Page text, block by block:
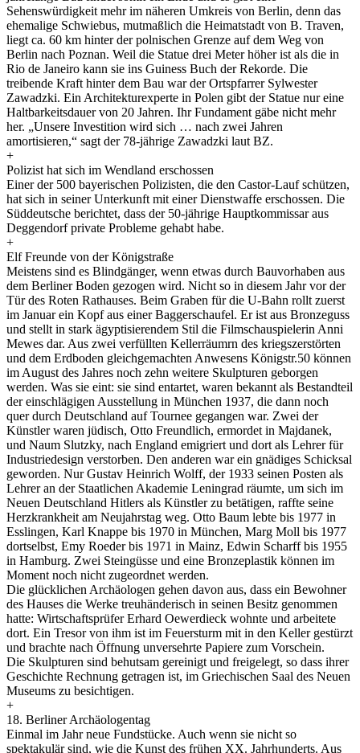
Sehenswürdigkeit mehr im näheren Umkreis von Berlin, denn das
ehemalige Schwiebus, mutmaßlich die Heimatstadt von B. Traven,
liegt ca. 60 km hinter der polnischen Grenze auf dem Weg von
Berlin nach Poznan. Weil die Statue drei Meter höher ist als die in
Rio de Janeiro kann sie ins Guiness Buch der Rekorde. Die
treibende Kraft hinter dem Bau war der Ortspfarrer Sylwester
Zawadzki. Ein Architekturexperte in Polen gibt der Statue nur eine
Haltbarkeitsdauer von 20 Jahren. Ihr Fundament gäbe nicht mehr
her. „Unsere Investition wird sich … nach zwei Jahren
amortisieren,“ sagt der 78-jährige Zawadzki laut BZ.
+
Polizist hat sich im Wendland erschossen
Einer der 500 bayerischen Polizisten, die den Castor-Lauf schützen,
hat sich in seiner Unterkunft mit einer Dienstwaffe erschossen. Die
Süddeutsche berichtet, dass der 50-jährige Hauptkommissar aus
Deggendorf private Probleme gehabt habe.
+
Elf Freunde von der Königstraße
Meistens sind es Blindgänger, wenn etwas durch Bauvorhaben aus
dem Berliner Boden gezogen wird. Nicht so in diesem Jahr vor der
Tür des Roten Rathauses. Beim Graben für die U-Bahn rollt zuerst
im Januar ein Kopf aus einer Baggerschaufel. Er ist aus Bronzeguss
und stellt in stark ägyptisierendem Stil die Filmschauspielerin Anni
Mewes dar. Aus zwei verfüllten Kellerräumrn des kriegszerstörten
und dem Erdboden gleichgemachten Anwesens Königstr.50 können
im August des Jahres noch zehn weitere Skulpturen geborgen
werden. Was sie eint: sie sind entartet, waren bekannt als Bestandteil
der einschlägigen Ausstellung in München 1937, die dann noch
quer durch Deutschland auf Tournee gegangen war. Zwei der
Künstler waren jüdisch, Otto Freundlich, ermordet in Majdanek,
und Naum Slutzky, nach England emigriert und dort als Lehrer für
Industriedesign verstorben. Den anderen war ein gnädiges Schicksal
geworden. Nur Gustav Heinrich Wolff, der 1933 seinen Posten als
Lehrer an der Staatlichen Akademie Leningrad räumte, um sich im
Neuen Deutschland Hitlers als Künstler zu betätigen, raffte seine
Herzkrankheit am Neujahrstag weg. Otto Baum lebte bis 1977 in
Esslingen, Karl Knappe bis 1970 in München, Marg Moll bis 1977
dortselbst, Emy Roeder bis 1971 in Mainz, Edwin Scharff bis 1955
in Hamburg. Zwei Steingüsse und eine Bronzeplastik können im
Moment noch nicht zugeordnet werden.
Die glücklichen Archäologen gehen davon aus, dass ein Bewohner
des Hauses die Werke treuhänderisch in seinen Besitz genommen
hatte: Wirtschaftsprüfer Erhard Oewerdieck wohnte und arbeitete
dort. Ein Tresor von ihm ist im Feuersturm mit in den Keller gestürzt
und brachte nach Öffnung unversehrte Papiere zum Vorschein.
Die Skulpturen sind behutsam gereinigt und freigelegt, so dass ihrer
Geschichte Rechnung getragen ist, im Griechischen Saal des Neuen
Museums zu besichtigen.
+
18. Berliner Archäologentag
Einmal im Jahr neue Fundstücke. Auch wenn sie nicht so
spektakulär sind, wie die Kunst des frühen XX. Jahrhunderts. Aus